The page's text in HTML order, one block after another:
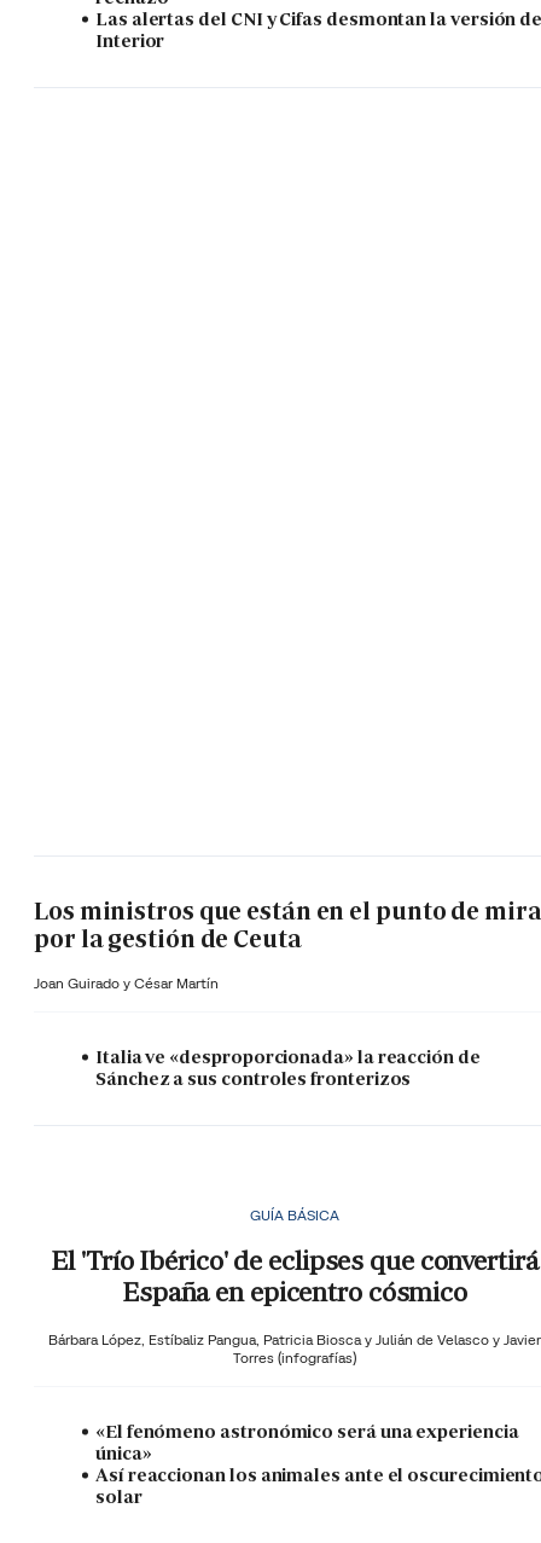
Las alertas del CNI y Cifas desmontan la versión
Interior
Los ministros que están en el punto de mira
por la gestión de Ceuta
Joan Guirado y César Martín
Italia ve «desproporcionada» la reacción de
Sánchez a sus controles fronterizos
GUÍA BÁSICA
El 'Trío Ibérico' de eclipses que convertirá
España en epicentro cósmico
Bárbara López, Estíbaliz Pangua, Patricia Biosca y Julián de Velasco y Javier
Torres (infografías)
«El fenómeno astronómico será una experiencia
única»
Así reaccionan los animales ante el
solar